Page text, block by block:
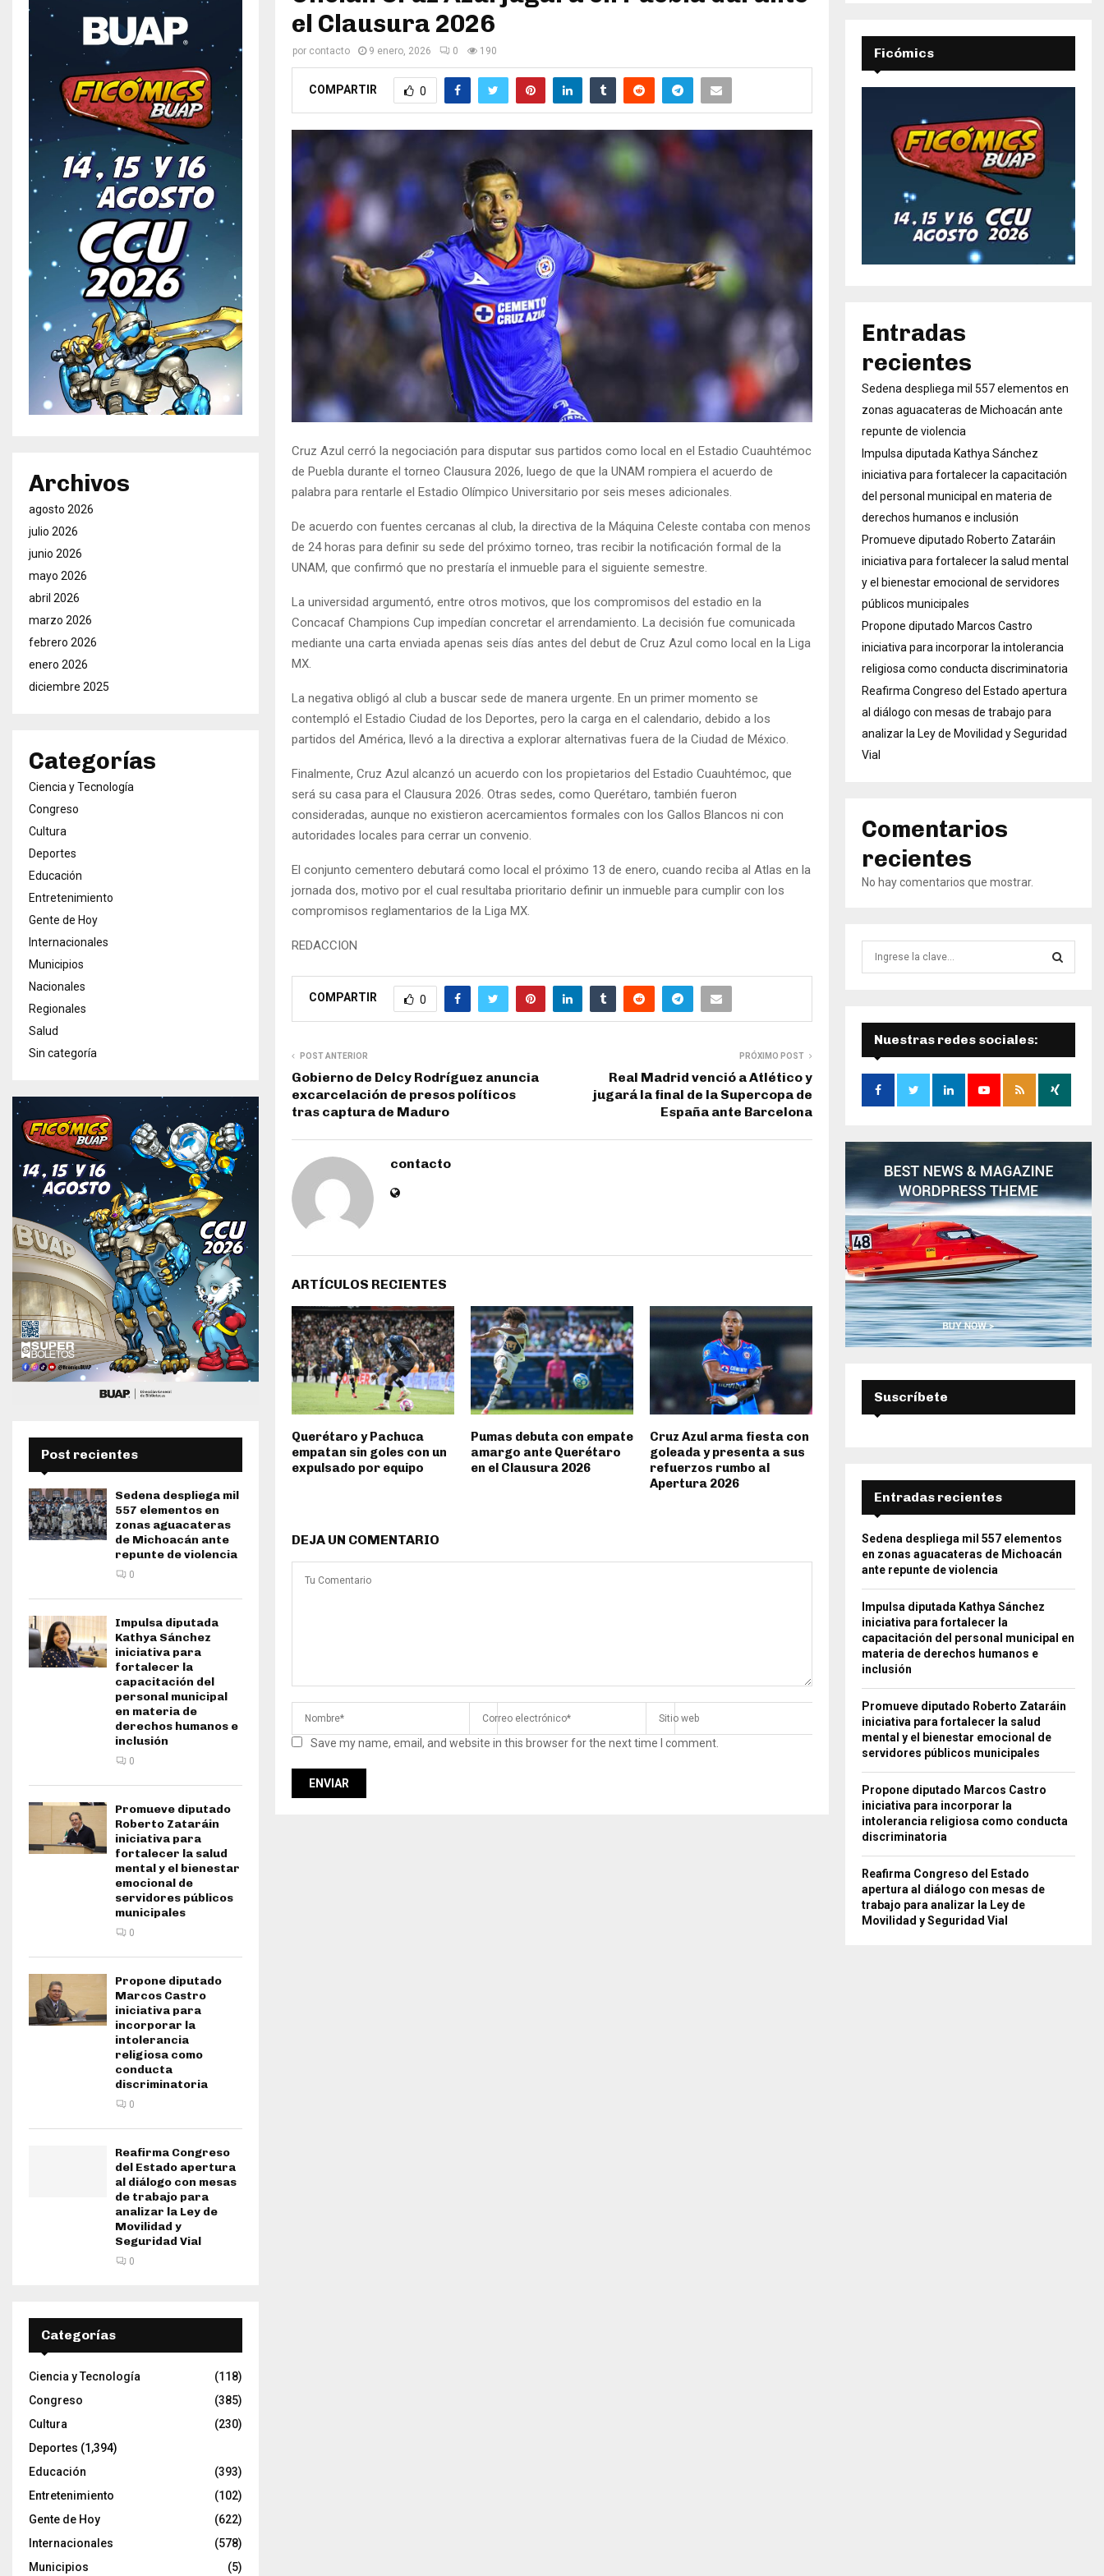
el Clausura 2026
por contacto 9 enero, 2026 0 190
COMPARTIR 0
Cruz Azul cerró la negociación para disputar sus partidos como local en el Estadio Cuauhtémoc
de Puebla durante el torneo Clausura 2026, luego de que la UNAM rompiera el acuerdo de
palabra para rentarle el Estadio Olímpico Universitario por seis meses adicionales.
De acuerdo con fuentes cercanas al club, la directiva de la Máquina Celeste contaba con menos
de 24 horas para definir su sede del próximo torneo, tras recibir la notificación formal de la
UNAM, que confirmó que no prestaría el inmueble para el siguiente semestre.
La universidad argumentó, entre otros motivos, que los compromisos del estadio en la
Concacaf Champions Cup impedían concretar el arrendamiento. La decisión fue comunicada
mediante una carta enviada apenas seis días antes del debut de Cruz Azul como local en la Liga
MX.
La negativa obligó al club a buscar sede de manera urgente. En un primer momento se
contempló el Estadio Ciudad de los Deportes, pero la carga en el calendario, debido a los
partidos del América, llevó a la directiva a explorar alternativas fuera de la Ciudad de México.
Finalmente, Cruz Azul alcanzó un acuerdo con los propietarios del Estadio Cuauhtémoc, que
será su casa para el Clausura 2026. Otras sedes, como Querétaro, también fueron
consideradas, aunque no existieron acercamientos formales con los Gallos Blancos ni con
autoridades locales para cerrar un convenio.
El conjunto cementero debutará como local el próximo 13 de enero, cuando reciba al Atlas en la
jornada dos, motivo por el cual resultaba prioritario definir un inmueble para cumplir con los
compromisos reglamentarios de la Liga MX.
REDACCION
COMPARTIR 0
POST ANTERIOR
Gobierno de Delcy Rodríguez anuncia
excarcelación de presos políticos
tras captura de Maduro
PRÓXIMO POST
Real Madrid venció a Atlético y
jugará la final de la Supercopa de
España ante Barcelona
contacto
ARTÍCULOS RECIENTES
Querétaro y Pachuca
empatan sin goles con un
expulsado por equipo
Pumas debuta con empate
amargo ante Querétaro
en el Clausura 2026
Cruz Azul arma fiesta con
goleada y presenta a sus
refuerzos rumbo al
Apertura 2026
DEJA UN COMENTARIO
Save my name, email, and website in this browser for the next time I comment.
Archivos
agosto 2026
julio 2026
junio 2026
mayo 2026
abril 2026
marzo 2026
febrero 2026
enero 2026
diciembre 2025
Categorías
Ciencia y Tecnología
Congreso
Cultura
Deportes
Educación
Entretenimiento
Gente de Hoy
Internacionales
Municipios
Nacionales
Regionales
Salud
Sin categoría
Post recientes
Sedena despliega mil
557 elementos en
zonas aguacateras
de Michoacán ante
repunte de violencia
0
Impulsa diputada
Kathya Sánchez
iniciativa para
fortalecer la
capacitación del
personal municipal
en materia de
derechos humanos e
inclusión
0
Promueve diputado
Roberto Zataráin
iniciativa para
fortalecer la salud
mental y el bienestar
emocional de
servidores públicos
municipales
0
Propone diputado
Marcos Castro
iniciativa para
incorporar la
intolerancia
religiosa como
conducta
discriminatoria
0
Reafirma Congreso
del Estado apertura
al diálogo con mesas
de trabajo para
analizar la Ley de
Movilidad y
Seguridad Vial
0
Categorías
Ciencia y Tecnología
(118)
Congreso
(385)
Cultura
(230)
Deportes (1,394)
Educación
(393)
Entretenimiento
(102)
Gente de Hoy
(622)
Internacionales
(578)
Municipios
(5)
Ficómics
Entradas
recientes
Sedena despliega mil 557 elementos en
zonas aguacateras de Michoacán ante
repunte de violencia
Impulsa diputada Kathya Sánchez
iniciativa para fortalecer la capacitación
del personal municipal en materia de
derechos humanos e inclusión
Promueve diputado Roberto Zataráin
iniciativa para fortalecer la salud mental
y el bienestar emocional de servidores
públicos municipales
Propone diputado Marcos Castro
iniciativa para incorporar la intolerancia
religiosa como conducta discriminatoria
Reafirma Congreso del Estado apertura
al diálogo con mesas de trabajo para
analizar la Ley de Movilidad y Seguridad
Vial
Comentarios
recientes
No hay comentarios que mostrar.
e
Ú
S
Q
A
Nuestras redes sociales:
Suscríbete
Entradas recientes
Sedena despliega mil 557 elementos
en zonas aguacateras de Michoacán
ante repunte de violencia
Impulsa diputada Kathya Sánchez
iniciativa para fortalecer la
capacitación del personal municipal en
materia de derechos humanos e
inclusión
Promueve diputado Roberto Zataráin
iniciativa para fortalecer la salud
mental y el bienestar emocional de
servidores públicos municipales
Propone diputado Marcos Castro
iniciativa para incorporar la
intolerancia religiosa como conducta
discriminatoria
Reafirma Congreso del Estado
apertura al diálogo con mesas de
trabajo para analizar la Ley de
Movilidad y Seguridad Vial